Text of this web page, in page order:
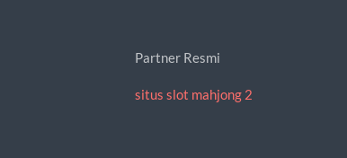
Partner Resmi
situs slot mahjong 2